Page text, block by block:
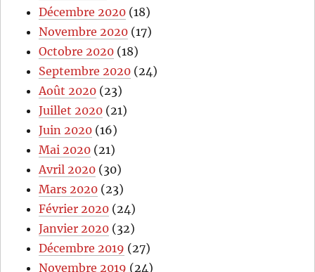
Décembre 2020 (18)
Novembre 2020 (17)
Octobre 2020 (18)
Septembre 2020 (24)
Août 2020 (23)
Juillet 2020 (21)
Juin 2020 (16)
Mai 2020 (21)
Avril 2020 (30)
Mars 2020 (23)
Février 2020 (24)
Janvier 2020 (32)
Décembre 2019 (27)
Novembre 2019 (24)